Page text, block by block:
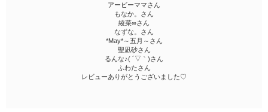
アービーママさん
もなか。さん
綾菜∞さん
なずな。さん
*May*～五月～さん
聖凪砂さん
るんな♪( ´▽｀)さん
ふわたさん
レビューありがとうございました♡